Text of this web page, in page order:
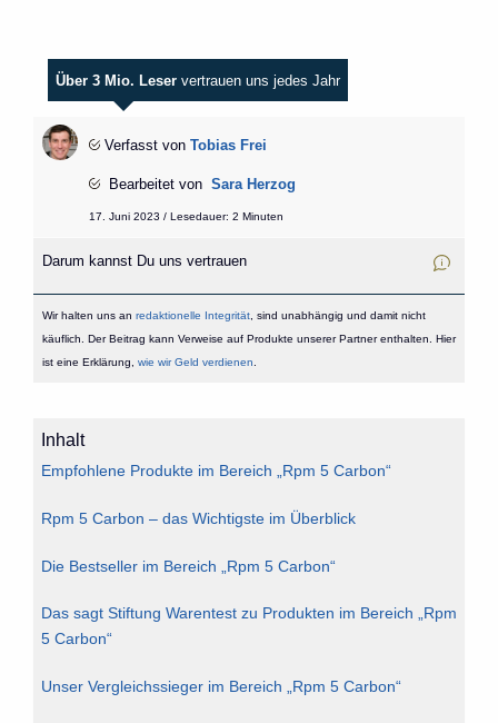
Über 3 Mio. Leser vertrauen uns jedes Jahr
Verfasst von Tobias Frei
Bearbeitet von Sara Herzog
17. Juni 2023 / Lesedauer: 2 Minuten
Darum kannst Du uns vertrauen
Wir halten uns an redaktionelle Integrität, sind unabhängig und damit nicht
käuflich. Der Beitrag kann Verweise auf Produkte unserer Partner enthalten. Hier
ist eine Erklärung, wie wir Geld verdienen
Inhalt
Empfohlene Produkte im Bereich „Rpm 5 Carbon“
Rpm 5 Carbon – das Wichtigste im Überblick
Die Bestseller im Bereich „Rpm 5 Carbon“
Das sagt Stiftung Warentest zu Produkten im Bereich „Rpm
5 Carbon“
Unser Vergleichssieger im Bereich „Rpm 5 Carbon“